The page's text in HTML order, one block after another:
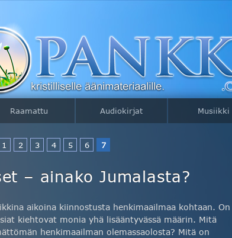
Raamattu Audiokirjat Musiikki
1 2 3 4 5 6 7
– ainako Jumalasta?
aikoina kiinnostusta henkimaailmaa kohtaan. On
kiehtovat monia yhä lisääntyvässä määrin. Mitä
henkimaailman olemassaolosta? Mitä on